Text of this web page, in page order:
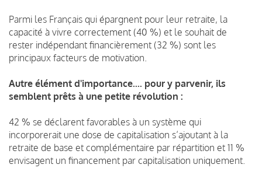
Parmi les Français qui épargnent pour leur retraite, la
capacité à vivre correctement (40 %) et le souhait de
rester indépendant financièrement (32 %) sont les
principaux facteurs de motivation.
Autre élément d'importance.... pour y parvenir, ils
semblent prêts à une petite révolution :
42 % se déclarent favorables à un système qui
incorporerait une dose de capitalisation s’ajoutant à la
retraite de base et complémentaire par répartition et 11 %
envisagent un financement par capitalisation uniquement.